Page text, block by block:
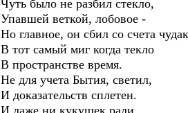
Чуть было не разбил стекло,
Упавшей веткой, лобовое -
Но главное, он сбил со счета
В тот самый миг когда текло
В пространстве время.
Не для учета Бытия, светил,
И доказательств сплетен.
И даже ни кукушек ради…